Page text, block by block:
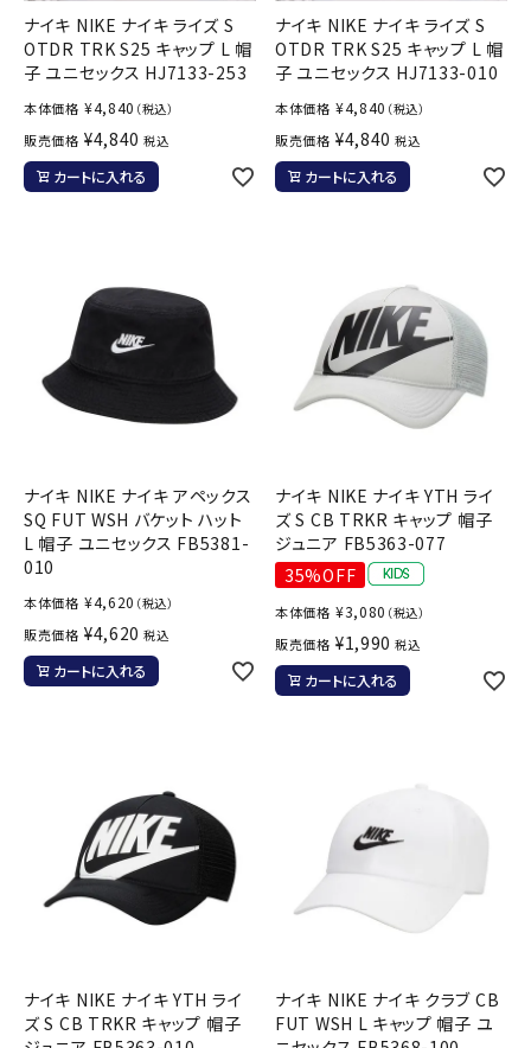
ナイキ NIKE ナイキ ライズ S
OTDR TRK S25 キャップ L 帽
子 ユニセックス HJ7133-253
本体価格 ¥4,840 （税込）
販売価格 ¥4,840 税込
カートに入れる
ナイキ NIKE ナイキ ライズ S
OTDR TRK S25 キャップ L 帽
子 ユニセックス HJ7133-010
本体価格 ¥4,840 （税込）
販売価格 ¥4,840 税込
カートに入れる
ナイキ NIKE ナイキ アペックス
SQ FUT WSH バケット ハット
L 帽子 ユニセックス FB5381-
010
本体価格 ¥4,620 （税込）
販売価格 ¥4,620 税込
カートに入れる
ナイキ NIKE ナイキ YTH ライ
ズ S CB TRKR キャップ 帽子
ジュニア FB5363-077
35%OFF
本体価格 ¥3,080 （税込）
販売価格 ¥1,990 税込
カートに入れる
ナイキ NIKE ナイキ YTH ライ
ズ S CB TRKR キャップ 帽子
ナイキ NIKE ナイキ クラブ CB
FUT WSH L キャップ 帽子 ユ